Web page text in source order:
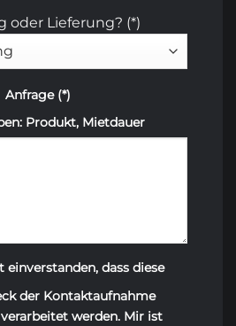
oder Lieferung? (*)
Anfrage (*)
Produkt, Mietdauer
einverstanden, dass diese
der Kontaktaufnahme
werden. Mir ist